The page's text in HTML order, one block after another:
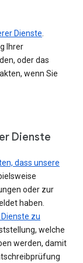
Dienste
Ihrer
oder das
wenn Sie
Dienste
dass unsere
oder zur
haben.
zu
welche
werden, damit